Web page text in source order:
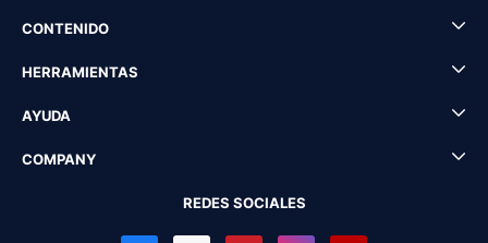
CONTENIDO
HERRAMIENTAS
AYUDA
COMPANY
REDES SOCIALES